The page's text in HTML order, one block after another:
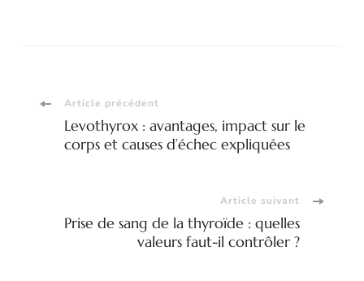
Navigation
d'article
Article précédent
Levothyrox : avantages, impact sur le
corps et causes d’échec expliquées
Article suivant
Prise de sang de la thyroïde : quelles
valeurs faut-il contrôler ?